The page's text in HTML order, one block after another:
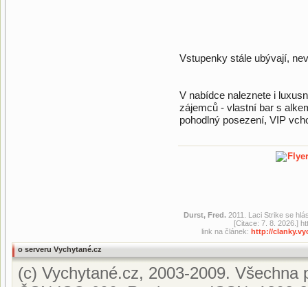
Vstupenky stále ubývají,
V nabídce naleznete i
zájemců - vlastní bar s
pohodlný posezení, VIP
Durst, Fred. 2011. Laci Strike se
[Citace: 7. 8. 2026.]
link na článek: http://
o serveru Vychytané.cz
(c) Vychytané.cz, 2003-2009.